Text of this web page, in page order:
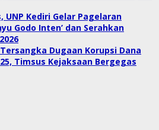
UNP Kediri Gelar Pagelaran
Godo Inten’ dan Serahkan
Dugaan Korupsi Dana
Timsus Kejaksaan Bergegas